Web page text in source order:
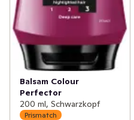
Balsam Colour
Perfector
200 ml, Schwarzkopf
Prismatch